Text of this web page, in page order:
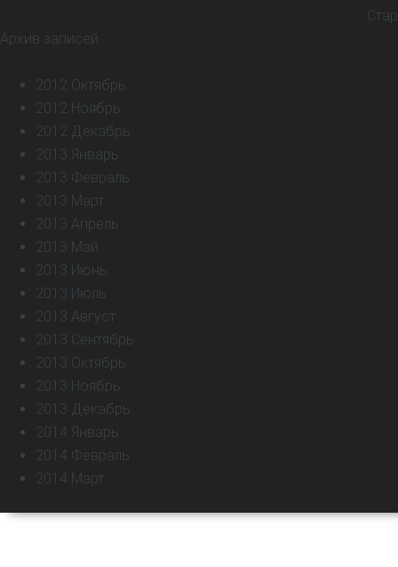
Архив записей
2012 Октябрь
2012 Ноябрь
2012 Декабрь
2013 Январь
2013 Февраль
2013 Март
2013 Апрель
2013 Май
2013 Июнь
2013 Июль
2013 Август
2013 Сентябрь
2013 Октябрь
2013 Ноябрь
2013 Декабрь
2014 Январь
2014 Февраль
2014 Март